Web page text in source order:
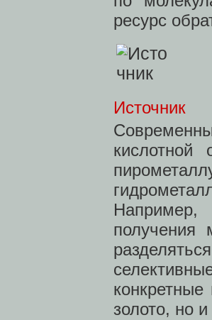
ресурс
Источник
кислотной
Например,
получения
золото, но